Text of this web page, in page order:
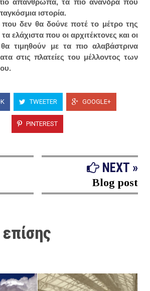
απάνθρωπα, τα πιο άνανδρα που
ιστορία.
δεν θα δούνε ποτέ το μέτρο της
ελάχιστα που οι αρχιτέκτονες και οι
θα τιμηθούν με τα πιο αλαβάστρινα
στις πλατείες του μέλλοντος των
TWEETER GOOGLE+
PINTEREST
NEXT »
Blog post